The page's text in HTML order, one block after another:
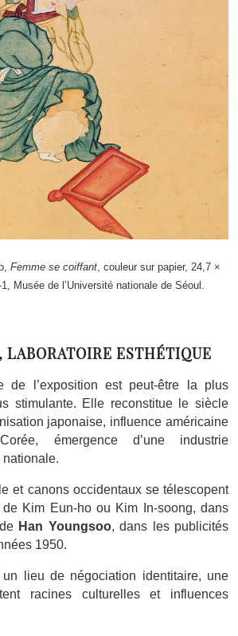
Femme se coiffant, couleur sur papier, 24,7 ×
Musée de l’Université nationale de Séoul.
ESTHÉTIQUE
de l’exposition est peut-être la plus
stimulante. Elle reconstitue le siècle
japonaise, influence américaine
émergence d’une industrie
et canons occidentaux se télescopent
Kim Eun-ho ou Kim In-soong, dans
Han Youngsoo, dans les publicités
1950.
lieu de négociation identitaire, une
racines culturelles et influences